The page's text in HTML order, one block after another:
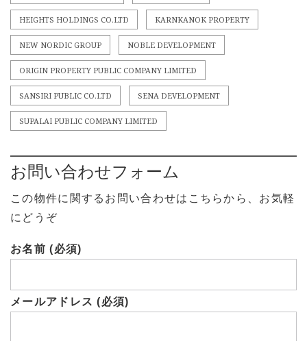
HEIGHTS HOLDINGS CO.LTD KARNKANOK PROPERTY
NEW NORDIC GROUP NOBLE DEVELOPMENT
ORIGIN PROPERTY PUBLIC COMPANY LIMITED
SANSIRI PUBLIC CO.LTD SENA DEVELOPMENT
SUPALAI PUBLIC COMPANY LIMITED
お問い合わせフォーム
この物件に関するお問い合わせはこちらから、お気軽
にどうぞ
お名前 (必須)
メールアドレス (必須)